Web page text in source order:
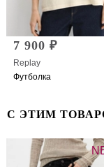
7 900 ₽
Replay
Футболка
С ЭТИМ